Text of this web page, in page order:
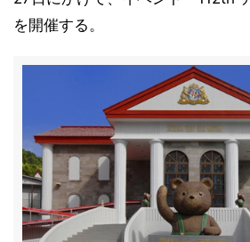
を開催する。